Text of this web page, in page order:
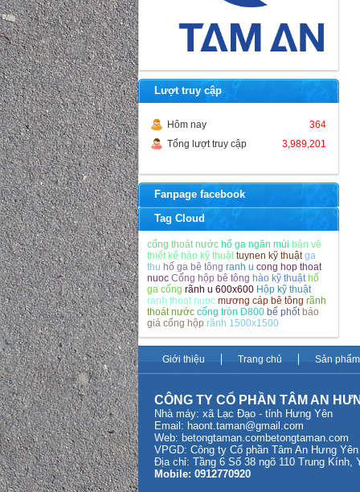
Lượt truy cập
Hôm nay
364
Tổng lượt truy cập
3,989,201
Fanpage facebook
Tag Cloud
cống thoát nước hố ga ngăn mùi bản vẽ
thiết kế hào kỹ thuật tuynen kỹ thuật ga
thu hố ga bê tông ranh u cong hop thoat
nuoc Cống hộp bê tông hào kỹ thuật hố
ga cống rãnh u 600x600 Hộp kỹ thuật
ranh thoat nuoc mương cáp bê tông rãnh
thoát nước cống tròn D800 bể phốt báo
giá cống hộp rãnh 1500x1500
Giới thiệu Trang chủ Sản phẩm
CÔNG TY CỔ PHẦN TÂM AN
Nhà máy: xã Lạc Đạo - tỉnh Hưng Yên
Email: haont.taman@gmail.com
Web: betongtaman.com betongtaman.com
VPGD: Công ty Cổ phần Tâm An Hưng Yên
Địa chỉ: Tầng 6 Số 38 ngõ 110 Trung Kính,
Mobile: 0912770920